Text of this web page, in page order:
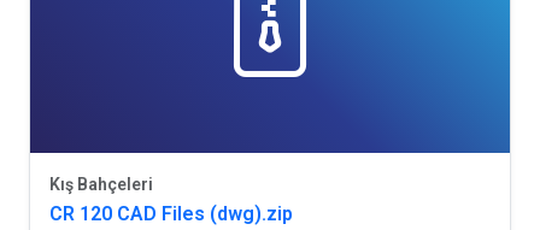
Kış Bahçeleri
CR 120 CAD Files (dwg).zip